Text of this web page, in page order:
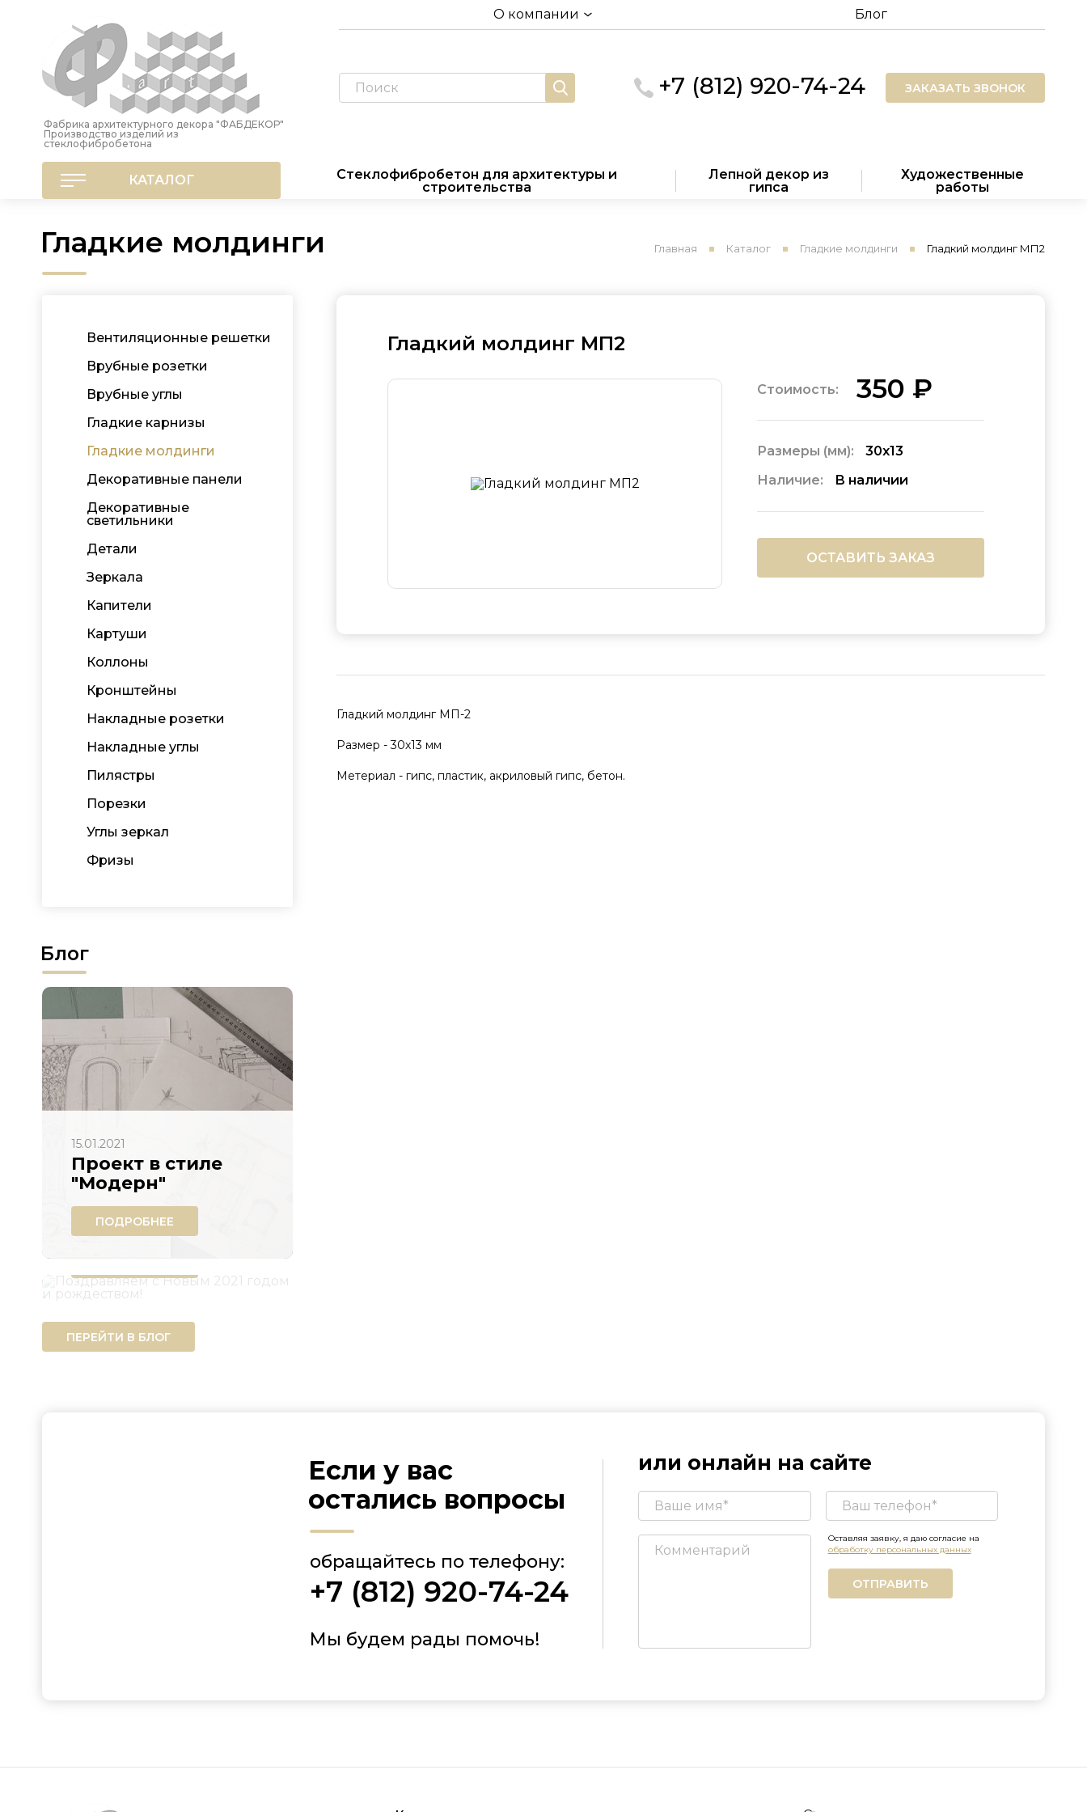
Фабрика архитектурного декора "ФАБДЕКОР"
Производство изделий из
стеклофибробетона
КАТАЛОГ
О компании Блог
+7 (812) 920-74-24 ЗАКАЗАТЬ ЗВОНОК
Стеклофибробетон для архитектуры и
строительства
Лепной декор из
гипса
Художественные
работы
Гладкие молдинги Главная Каталог Гладкие молдинги Гладкий молдинг МП2
Вентиляционные решетки
Врубные розетки
Врубные углы
Гладкие карнизы
Гладкие молдинги
Декоративные панели
Декоративные
светильники
Детали
Зеркала
Капители
Картуши
Коллоны
Кронштейны
Накладные розетки
Накладные углы
Пилястры
Порезки
Углы зеркал
Фризы
Блог
15.01.2021
Проект в стиле
"Модерн"
ПОДРОБНЕЕ
28.12.2020
Поздравляем с
Новым 2021 годом
и рождеством!
ПЕРЕЙТИ В БЛОГ
Гладкий молдинг МП2
Стоимость: 350 ₽
Размеры (мм):
30х13
Наличие:
В наличии
ОСТАВИТЬ ЗАКАЗ
Гладкий молдинг МП-2
Размер - 30х13 мм
Метериал - гипс, пластик, акриловый гипс, бетон.
Если у вас
остались вопросы
обращайтесь по телефону:
+7 (812) 920-74-24
Мы будем рады помочь!
или онлайн на сайте
Оставляя заявку, я даю согласие на
обработку персональных данных
ОТПРАВИТЬ